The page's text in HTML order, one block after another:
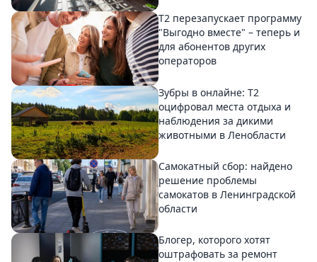
Т2 перезапускает программу
"Выгодно вместе" – теперь и
для абонентов других
операторов
Зубры в онлайне: Т2
оцифровал места отдыха и
наблюдения за дикими
животными в Ленобласти
Самокатный сбор: найдено
решение проблемы
самокатов в Ленинградской
области
Блогер, которого хотят
оштрафовать за ремонт